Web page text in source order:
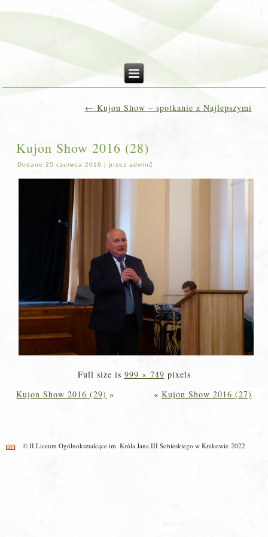
← Kujon Show – spotkanie z Najlepszymi
Kujon Show 2016 (28)
Dodane 25 czerwca 2016 |przez admin2
Full size is 999 × 749 pixels
Kujon Show 2016 (29) » « Kujon Show 2016 (27)
© II Liceum Ogólnokształcące im. Króla Jana III Sobieskiego w Krakowie 2022